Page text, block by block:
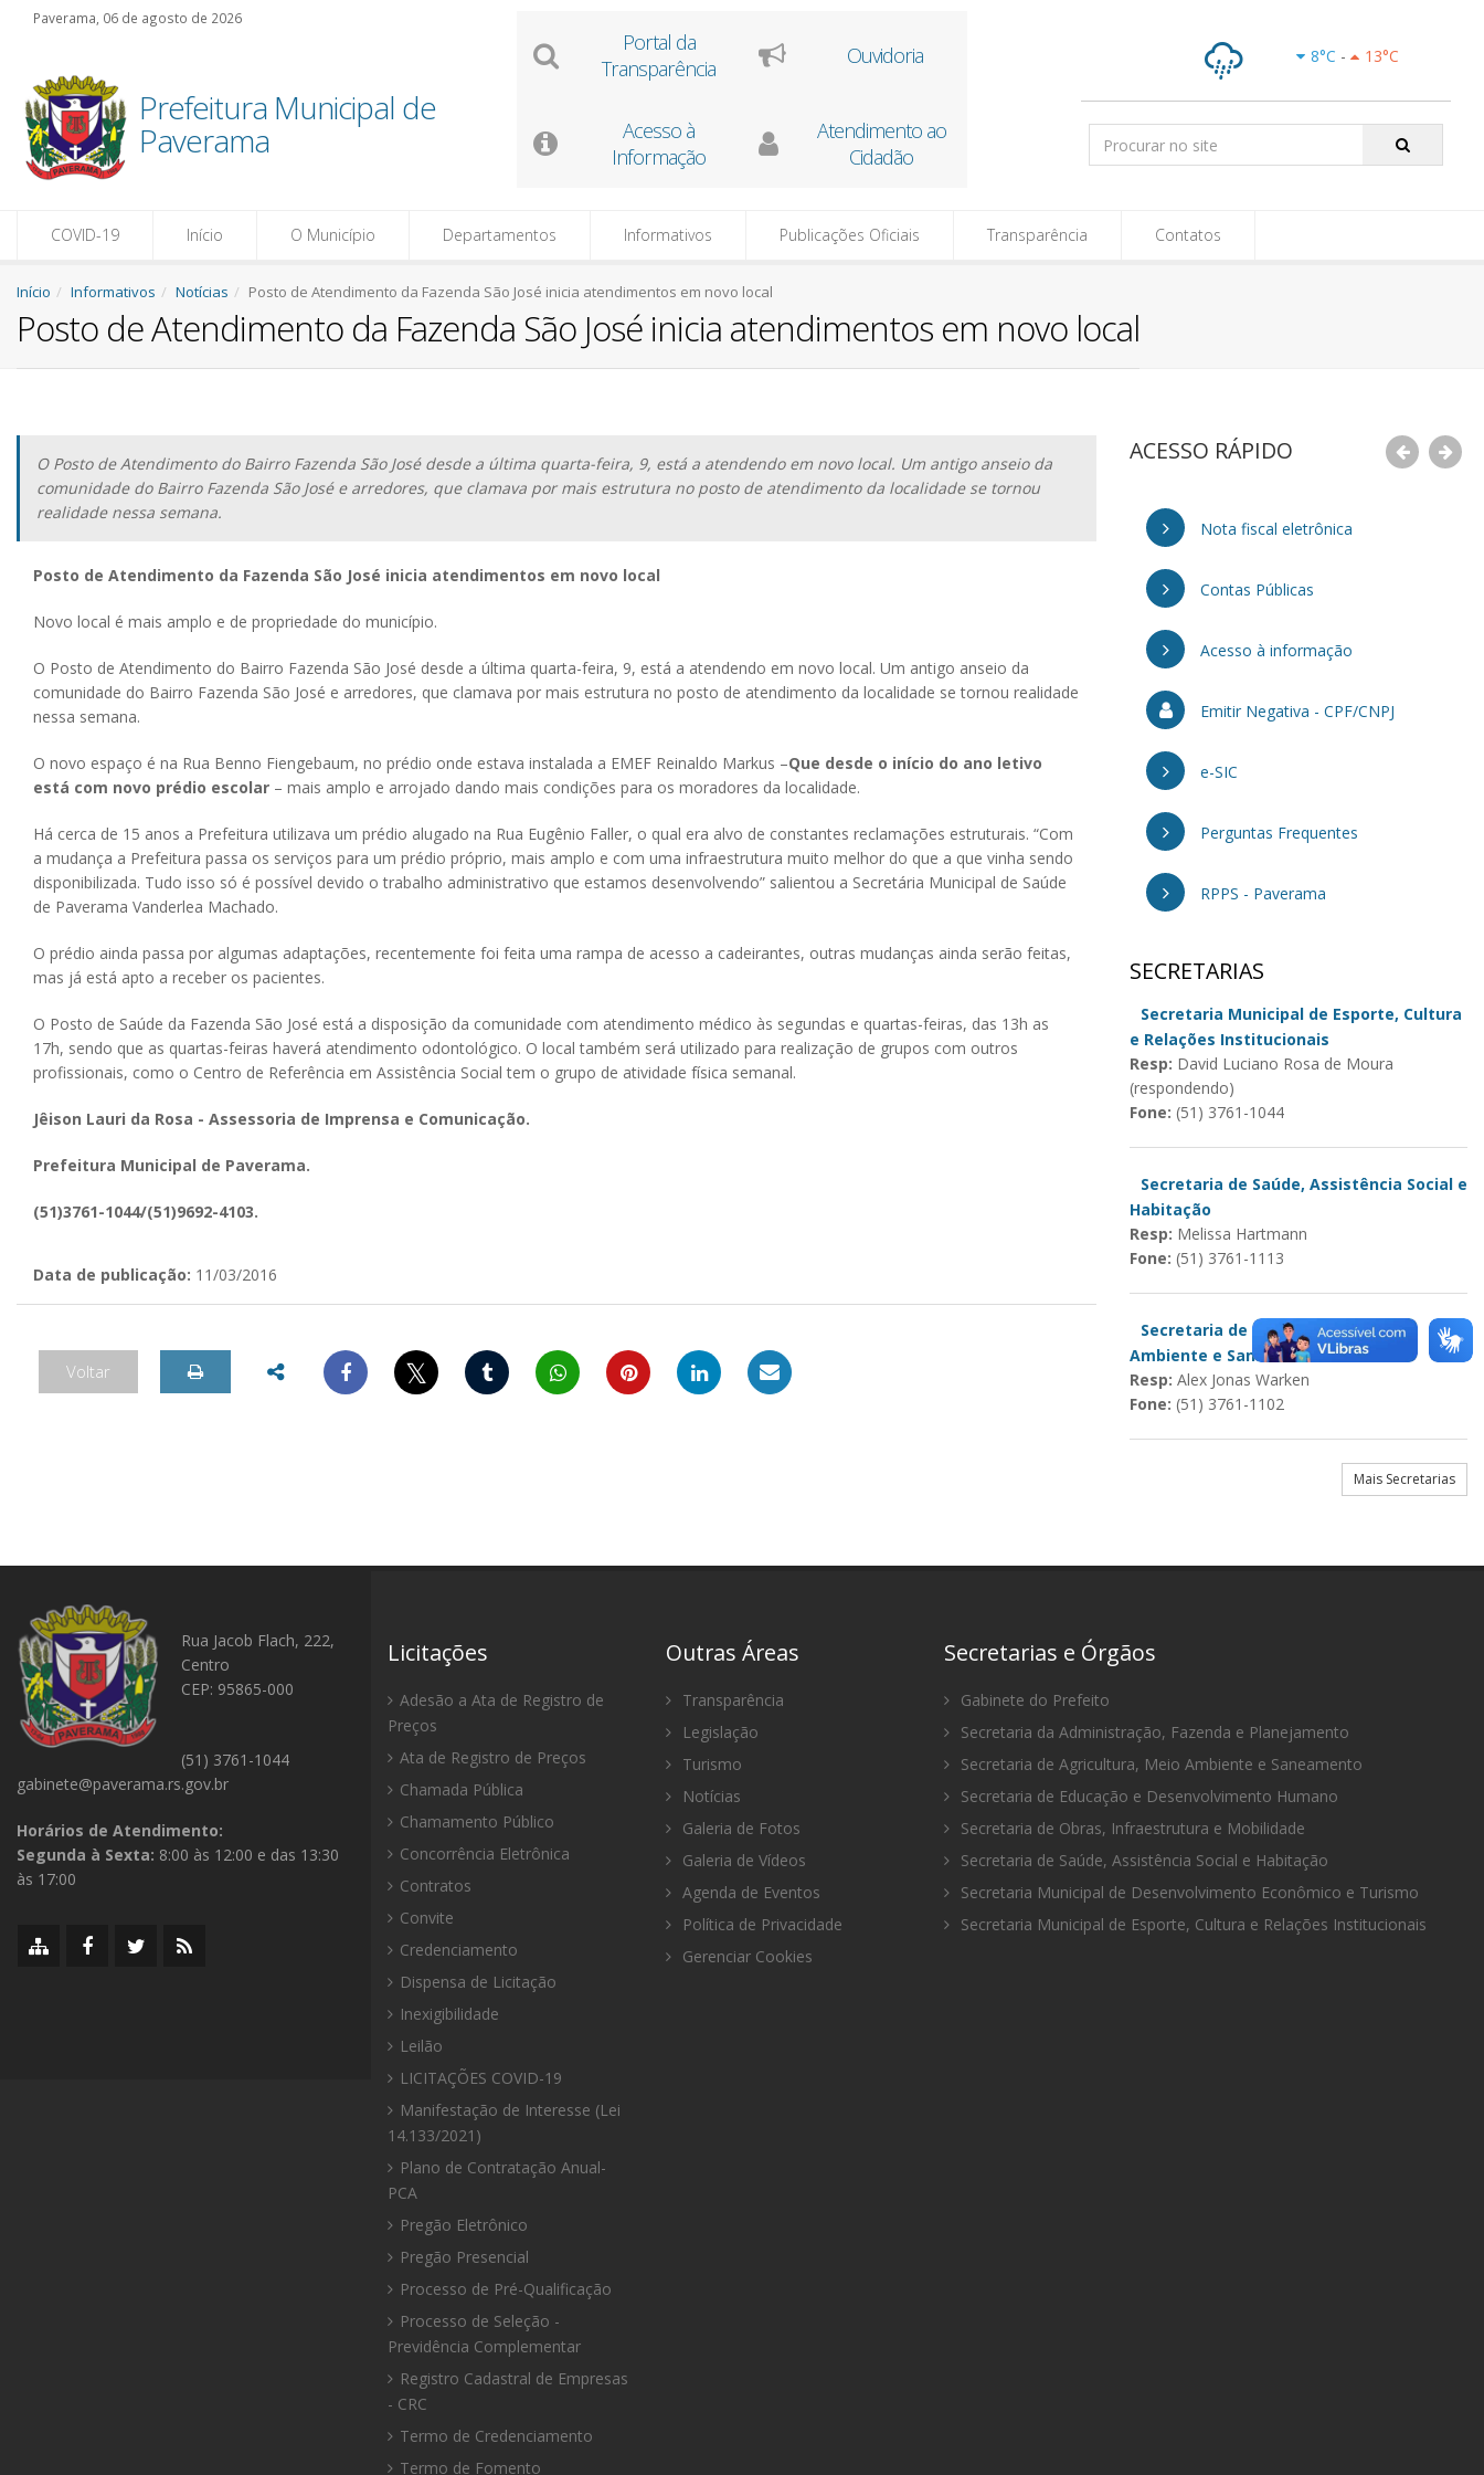
Paverama, 06 de agosto de 2026
Prefeitura Municipal de
Paverama
Portal da
Transparência
Ouvidoria
Acesso à
Informação
Atendimento ao
Cidadão
8°C - 13°C
Isoladas
Pesquisar:
COVID-19 Início O Município Departamentos Informativos Publicações Oficiais Transparência Contatos
Início Informativos Notícias Posto de Atendimento da Fazenda São José inicia atendimentos em novo local
Posto de Atendimento da Fazenda São José inicia atendimentos em novo local
O Posto de Atendimento do Bairro Fazenda São José desde a última quarta-feira, 9, está a atendendo em novo local. Um antigo anseio da
comunidade do Bairro Fazenda São José e arredores, que clamava por mais estrutura no posto de atendimento da localidade se tornou
realidade nessa semana.
Posto de Atendimento da Fazenda São José inicia atendimentos em novo local
Novo local é mais amplo e de propriedade do município.
O Posto de Atendimento do Bairro Fazenda São José desde a última quarta-feira, 9, está a atendendo em novo local. Um antigo anseio da
comunidade do Bairro Fazenda São José e arredores, que clamava por mais estrutura no posto de atendimento da localidade se tornou realidade
nessa semana.
O novo espaço é na Rua Benno Fiengebaum, no prédio onde estava instalada a EMEF Reinaldo Markus –Que desde o início do ano letivo
está com novo prédio escolar – mais amplo e arrojado dando mais condições para os moradores da localidade.
Há cerca de 15 anos a Prefeitura utilizava um prédio alugado na Rua Eugênio Faller, o qual era alvo de constantes reclamações estruturais. “Com
a mudança a Prefeitura passa os serviços para um prédio próprio, mais amplo e com uma infraestrutura muito melhor do que a que vinha sendo
disponibilizada. Tudo isso só é possível devido o trabalho administrativo que estamos desenvolvendo” salientou a Secretária Municipal de Saúde
de Paverama Vanderlea Machado.
O prédio ainda passa por algumas adaptações, recentemente foi feita uma rampa de acesso a cadeirantes, outras mudanças ainda serão feitas,
mas já está apto a receber os pacientes.
O Posto de Saúde da Fazenda São José está a disposição da comunidade com atendimento médico às segundas e quartas-feiras, das 13h as
17h, sendo que as quartas-feiras haverá atendimento odontológico. O local também será utilizado para realização de grupos com outros
profissionais, como o Centro de Referência em Assistência Social tem o grupo de atividade física semanal.
Jêison Lauri da Rosa - Assessoria de Imprensa e Comunicação.
Prefeitura Municipal de Paverama.
(51)3761-1044/(51)9692-4103.
Data de publicação: 11/03/2016
Voltar 𝕏
ACESSO RÁPIDO
Nota fiscal eletrônica
Contas Públicas
Acesso à informação
Emitir Negativa - CPF/CNPJ
e-SIC
Perguntas Frequentes
RPPS - Paverama
SECRETARIAS
Secretaria Municipal de Esporte, Cultura
e Relações Institucionais
Resp: David Luciano Rosa de Moura
(respondendo)
Fone: (51) 3761-1044
Secretaria de Saúde, Assistência Social e
Habitação
Resp: Melissa Hartmann
Fone: (51) 3761-1113
Secretaria de Agricultura, Meio
Ambiente e Saneamento
Resp: Alex Jonas Warken
Fone: (51) 3761-1102
Mais Secretarias
Rua Jacob Flach, 222,
Centro
CEP: 95865-000
(51) 3761-1044
gabinete@paverama.rs.gov.br
Horários de Atendimento:
Segunda à Sexta: 8:00 às 12:00 e das 13:30
às 17:00
MapaFacebookTwitter/X
RSS
Licitações
Adesão a Ata de Registro de
Preços
Ata de Registro de Preços
Chamada Pública
Chamamento Público
Concorrência Eletrônica
Contratos
Convite
Credenciamento
Dispensa de Licitação
Inexigibilidade
Leilão
LICITAÇÕES COVID-19
Manifestação de Interesse (Lei
14.133/2021)
Plano de Contratação Anual-
PCA
Pregão Eletrônico
Pregão Presencial
Processo de Pré-Qualificação
Processo de Seleção -
Previdência Complementar
Registro Cadastral de Empresas
- CRC
Termo de Credenciamento
Termo de Fomento
Outras Áreas
Transparência
Legislação
Turismo
Notícias
Galeria de Fotos
Galeria de Vídeos
Agenda de Eventos
Política de Privacidade
Gerenciar Cookies
Secretarias e Órgãos
Gabinete do Prefeito
Secretaria da Administração, Fazenda e Planejamento
Secretaria de Agricultura, Meio Ambiente e Saneamento
Secretaria de Educação e Desenvolvimento Humano
Secretaria de Obras, Infraestrutura e Mobilidade
Secretaria de Saúde, Assistência Social e Habitação
Secretaria Municipal de Desenvolvimento Econômico e Turismo
Secretaria Municipal de Esporte, Cultura e Relações Institucionais